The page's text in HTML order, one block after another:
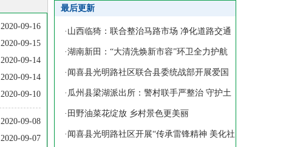
2020-09-16
2020-09-15
2020-09-14
2020-09-14
2020-09-10
2020-09-08
2020-09-07
最后更新
· 山西临猗：联合整治马路市场 净化道路交通
环境
·湖南新田：“大清洗焕新市容”环卫全力护航
五一
· 闻喜县光明路社区联合县委统战部开展爱国
卫生月
· 瓜州县梁湖派出所：警村联手严整治 守护土
地护生
· 田野油菜花绽放 乡村景色更美丽
· 闻喜县光明路社区开展“传承雷锋精神 美化社